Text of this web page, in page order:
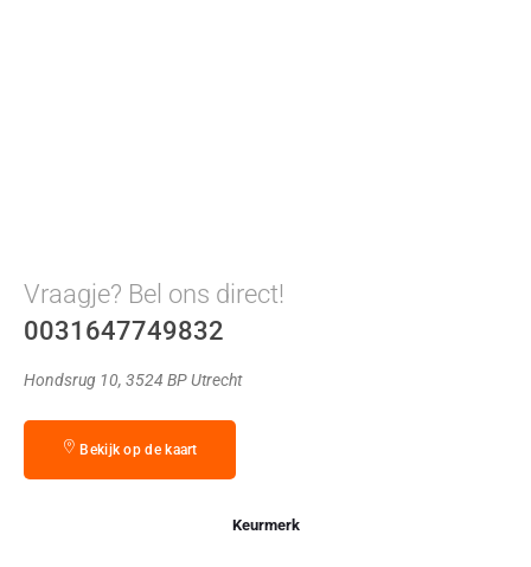
Vraagje? Bel ons direct!
0031647749832
Hondsrug 10, 3524 BP Utrecht
Bekijk op de kaart
Keurmerk